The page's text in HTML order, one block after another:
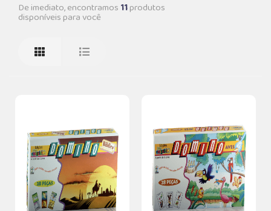
De imediato, encontramos 11produtos
disponíveis para você